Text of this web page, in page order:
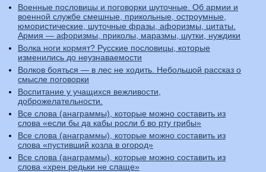
Военные пословицы и поговорки шуточные. Об армии и
военной службе смешные, прикольные, остроумные,
юмористические, шуточные фразы, афоризмы, цитаты.
Армия — афоризмы, приколы, маразмы, шутки, нуждики
Волка ноги кормят? Русские пословицы, которые
изменились до неузнаваемости
Волков бояться — в лес не ходить. Небольшой рассказ о
смысле поговорки
Воспитание у учащихся вежливости,
доброжелательности.
Все слова (анаграммы), которые можно составить из
слова «если бы да кабы росли б во рту грибы»
Все слова (анаграммы), которые можно составить из
слова «пустивший козла в огород»
Все слова (анаграммы), которые можно составить из
слова «хрен редьки не слаще»